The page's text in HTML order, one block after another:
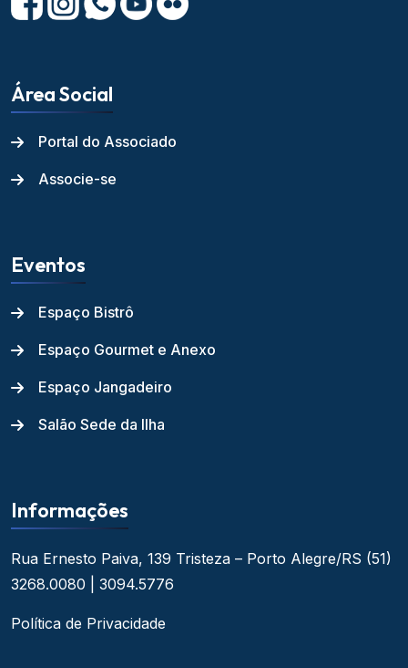
Área Social
Portal do Associado
Associe-se
Eventos
Espaço Bistrô
Espaço Gourmet e Anexo
Espaço Jangadeiro
Salão Sede da Ilha
Informações
Rua Ernesto Paiva, 139 Tristeza – Porto Alegre/RS (51)
3268.0080 | 3094.5776
Política de Privacidade